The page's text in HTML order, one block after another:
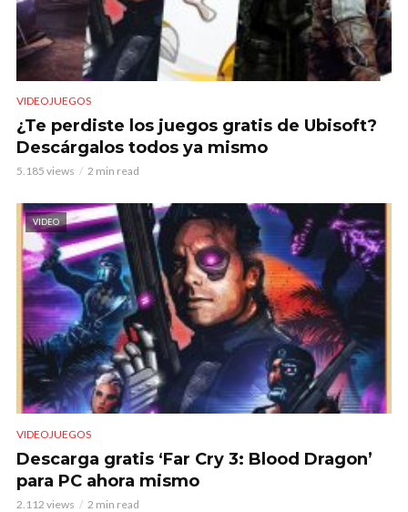
VIDEOJUEGOS
¿Te perdiste los juegos gratis de Ubisoft?
Descárgalos todos ya mismo
5.185 views 2 min read
VIDEO
VIDEOJUEGOS
Descarga gratis ‘Far Cry 3: Blood Dragon’
para PC ahora mismo
2.112 views 2 min read